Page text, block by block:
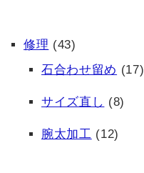
修理 (43)
石合わせ留め (17)
サイズ直し (8)
腕太加工 (12)